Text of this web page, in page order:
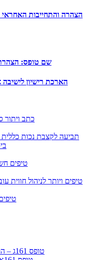
הצהרה והתחייבות האחראי
שם טופס: הצהרת
הארכת רישיון
כתב ויתור
תביעה לקצבת נכות כללית על
7 טיפים
21
טופס 161ג – הודעה על חזרה מרצף פיצויים / קיצבה